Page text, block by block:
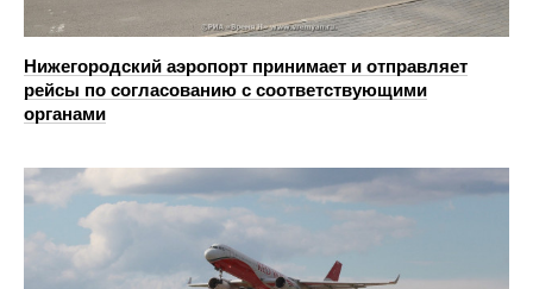
Нижегородский аэропорт принимает и отправляет
рейсы по согласованию с соответствующими
органами